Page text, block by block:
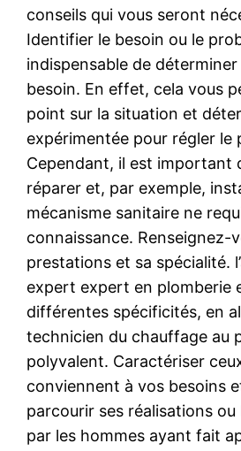
conseils qui vous seront
Identifier le besoin ou le
indispensable de
besoin. En effet, cela vous
point sur la situation et
expérimentée pour régler le
Cependant, il est important
réparer et, par exemple,
mécanisme sanitaire ne
connaissance. Renseignez-
prestations et sa spécialité.
expert expert en plomberie
différentes spécificités, en
technicien du chauffage au
polyvalent. Caractériser
conviennent à vos besoins
parcourir ses réalisations ou
par les hommes ayant fait